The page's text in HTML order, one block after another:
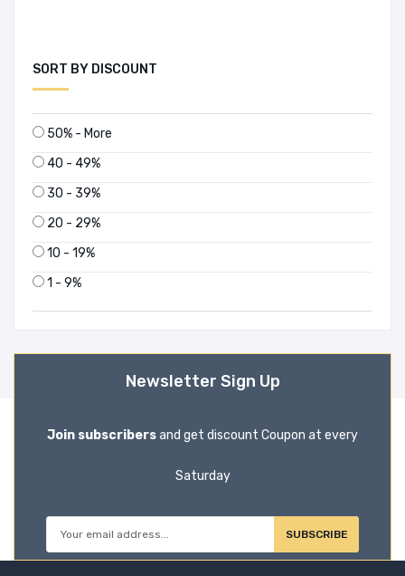
SORT BY DISCOUNT
50% - More
40 - 49%
30 - 39%
20 - 29%
10 - 19%
1 - 9%
Newsletter Sign Up
Join subscribersand get discount Coupon at every
Saturday
SUBSCRIBE